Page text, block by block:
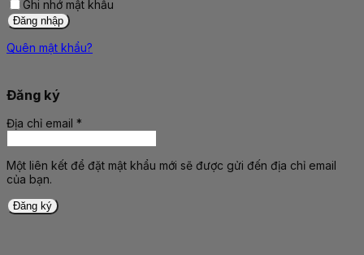
Ghi nhớ mật khẩu
Đăng nhập
Quên mật khẩu?
Đăng ký
Địa chỉ email *
Bắt
Một liên kết để đặt mật khẩu mới sẽ được gửi đến địa chỉ email
của bạn.
Đăng ký